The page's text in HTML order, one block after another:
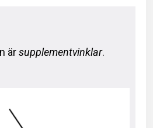
ärsupplementvinklar.